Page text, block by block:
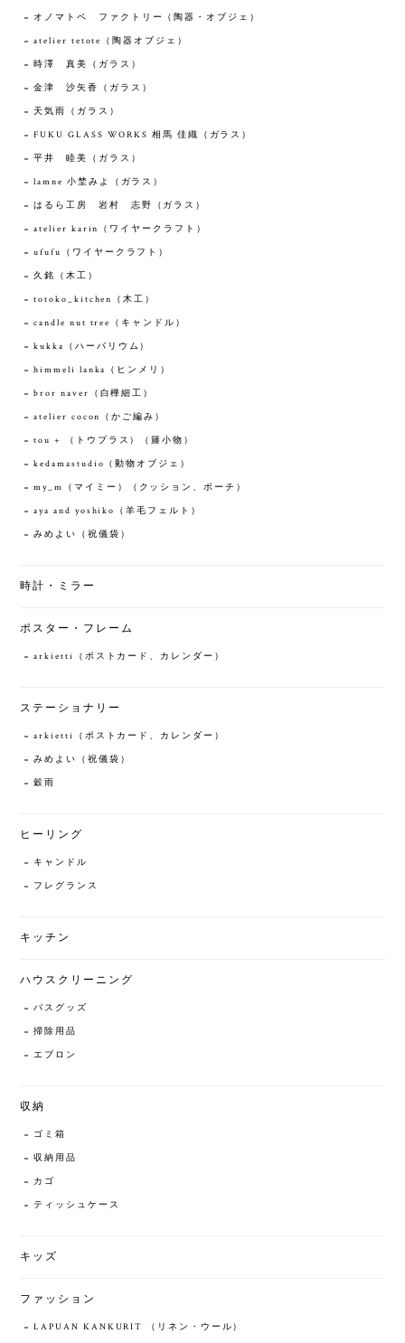
オノマトペ ファクトリー（陶器・オブジェ）
atelier tetote（陶器オブジェ）
時澤 真美（ガラス）
金津 沙矢香（ガラス）
天気雨（ガラス）
FUKU GLASS WORKS 相馬 佳織（ガラス）
平井 睦美（ガラス）
lamne 小埜みよ（ガラス）
はるら工房 岩村 志野（ガラス）
atelier karin（ワイヤークラフト）
ufufu（ワイヤークラフト）
久銘（木工）
totoko_kitchen（木工）
candle nut tree（キャンドル）
kukka（ハーバリウム）
himmeli lanka（ヒンメリ）
bror naver（白樺細工）
atelier cocon（かご編み）
tou + （トウプラス）（籐小物）
kedamastudio（動物オブジェ）
my_m（マイミー）（クッション、ポーチ）
aya and yoshiko（羊毛フェルト）
みめよい（祝儀袋）
時計・ミラー
ポスター・フレーム
arkietti（ポストカード、カレンダー）
ステーショナリー
arkietti（ポストカード、カレンダー）
みめよい（祝儀袋）
穀雨
ヒーリング
キャンドル
フレグランス
キッチン
ハウスクリーニング
バスグッズ
掃除用品
エプロン
収納
ゴミ箱
収納用品
カゴ
ティッシュケース
キッズ
ファッション
LAPUAN KANKURIT （リネン・ウール）